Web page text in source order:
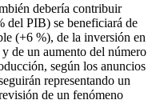
debería contribuir
del PIB) se beneficiará de
(+6 %), de la inversión en
de un aumento del número
según los anuncios
representando un
de un fenómeno